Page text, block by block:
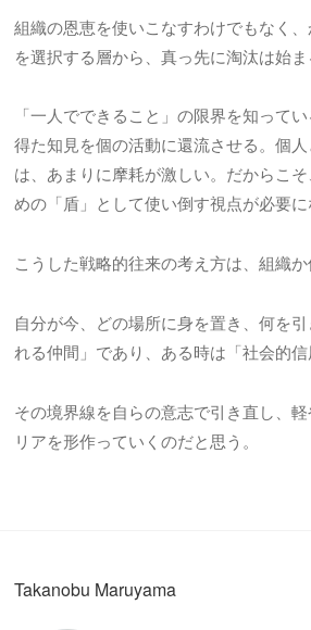
組織の恩恵を使いこなすわけでもなく
を選択する層から、真っ先に淘汰は始ま
「一人でできること」の限界を知って
得た知見を個の活動に還流させる。個
は、あまりに摩耗が激しい。だからこ
めの「盾」として使い倒す視点が必要に
こうした戦略的往来の考え方は、組織
自分が今、どの場所に身を置き、何を
れる仲間」であり、ある時は「社会的
その境界線を自らの意志で引き直し、
リアを形作っていくのだと思う。
Takanobu Maruyama